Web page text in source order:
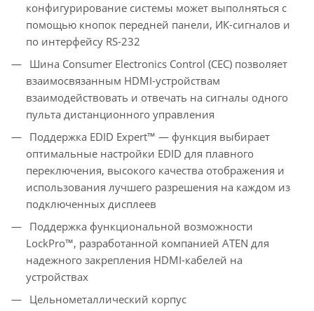
конфигурирование системы может выполняться с
помощью кнопок передней панели, ИК-сигналов и
по интерфейсу RS-232
Шина Consumer Electronics Control (CEC) позволяет
взаимосвязанным HDMI-устройствам
взаимодействовать и отвечать на сигналы одного
пульта дистанционного управления
Поддержка EDID Expert™ — функция выбирает
оптимальные настройки EDID для плавного
переключения, высокого качества отображения и
использования лучшего разрешения на каждом из
подключенных дисплеев
Поддержка функциональной возможности
LockPro™, разработанной компанией ATEN для
надежного закрепления HDMI-кабелей на
устройствах
Цельнометаллический корпус